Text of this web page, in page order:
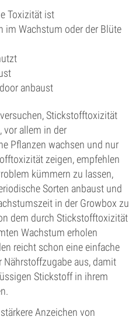
Toxizität ist
im Wachstum oder der Blüte
anbaust
Stickstofftoxizität
vor allem in der
Pflanzen wachsen und nur
zeigen, empfehlen
kümmern zu lassen,
Sorten anbaust und
in der Growbox zu
dem durch Stickstofftoxizität
Wachstum erholen
reicht schon eine einfache
aus, damit
Stickstoff in ihrem
Anzeichen von